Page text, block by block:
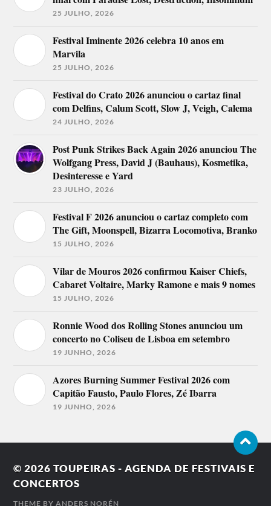
25 JULHO, 2026
Festival Iminente 2026 celebra 10 anos em
Marvila
25 JULHO, 2026
Festival do Crato 2026 anunciou o cartaz final
com Delfins, Calum Scott, Slow J, Veigh, Calema
24 JULHO, 2026
Post Punk Strikes Back Again 2026 anunciou The
Wolfgang Press, David J (Bauhaus), Kosmetika,
Desinteresse e Yard
23 JULHO, 2026
Festival F 2026 anunciou o cartaz completo com
The Gift, Moonspell, Bizarra Locomotiva, Branko
15 JULHO, 2026
Vilar de Mouros 2026 confirmou Kaiser Chiefs,
Cabaret Voltaire, Marky Ramone e mais 9 nomes
15 JULHO, 2026
Ronnie Wood dos Rolling Stones anunciou um
concerto no Coliseu de Lisboa em setembro
19 JUNHO, 2026
Azores Burning Summer Festival 2026 com
Capitão Fausto, Paulo Flores, Zé Ibarra
19 JUNHO, 2026
© 2026TOUPEIRAS - AGENDA DE FESTIVAIS E
CONCERTOS
THEME BYANDERS NORÉN